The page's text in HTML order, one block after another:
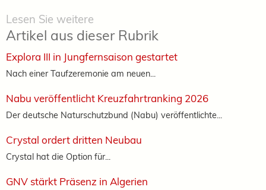
Lesen Sie weitere
Artikel aus dieser Rubrik
Explora III in Jungfernsaison gestartet
Nach einer Taufzeremonie am neuen...
Nabu veröffentlicht Kreuzfahrtranking 2026
Der deutsche Naturschutzbund (Nabu) veröffentlichte...
Crystal ordert dritten Neubau
Crystal hat die Option für...
GNV stärkt Präsenz in Algerien